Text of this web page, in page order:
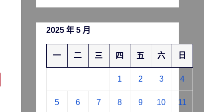
2025 年 5 月
一 二 三 四 五 六 日
1 2 3 4
5 6 7 8 9 10 11